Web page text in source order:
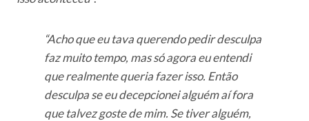
“Acho que eu tava querendo pedir desculpa
faz muito tempo, mas só agora eu entendi
que realmente queria fazer isso. Então
desculpa se eu decepcionei alguém aí fora
que talvez goste de mim. Se tiver alguém,